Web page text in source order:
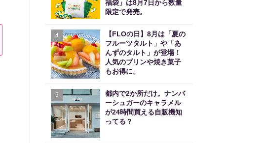
福袋」は8月7日から数量
限定で発売。
4
【FLOの日】8月は「夏の
フルーツタルト」や「あ
んずのタルト」が登場！
人気のプリンや焼き菓子
もお得に。
5
都内で2か所だけ。ナンバ
ーシュガーのキャラメル
が24時間買える自販機知
ってる？